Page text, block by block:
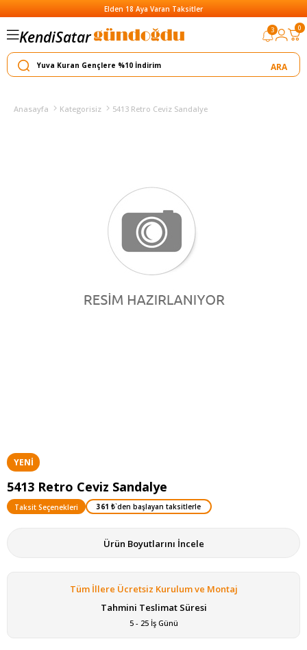
Elden 18 Aya Varan Taksitler
KendiSatar
Yapar
3 0
Anasayfa Kategorisiz 5413 Retro Ceviz Sandalye
YENI
ÜRÜN
5413 Retro Ceviz Sandalye
Taksit Seçenekleri 361 ₺`den başlayan taksitlerle
Ürün Boyutlarını İncele
Tüm İllere Ücretsiz Kurulum ve Montaj
Tahmini Teslimat Süresi
5 - 25 İş Günü